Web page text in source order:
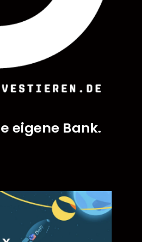
eigene Bank.